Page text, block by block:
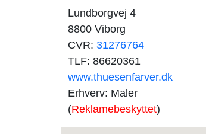
Lundborgvej 4
8800 Viborg
CVR: 31276764
TLF: 86620361
www.thuesenfarver.dk
Erhverv: Maler
(Reklamebeskyttet)